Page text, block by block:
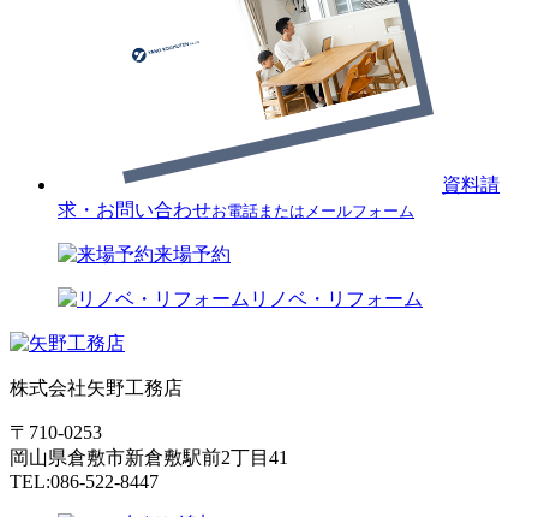
資料請
求・お問い合わせお電話またはメールフォーム
来場予約
リノベ・リフォーム
株式会社矢野工務店
〒710-0253
岡山県倉敷市新倉敷駅前2丁目41
TEL:086-522-8447